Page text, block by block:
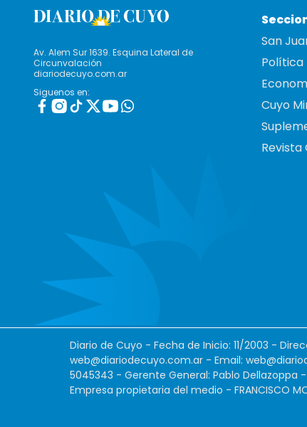
Av. Alem Sur 1639. Esquina Lateral de
Circunvalación
diariodecuyo.com.ar
Siguenos en:
San
Política
Cuyo
Revista
Diario de Cuyo - Fecha de Inicio: 11/2003 -
web@diariodecuyo.com.ar - Email:
5045343 - Gerente General: Pablo Dellazoppa
Empresa propietaria del medio - FRANCISCO